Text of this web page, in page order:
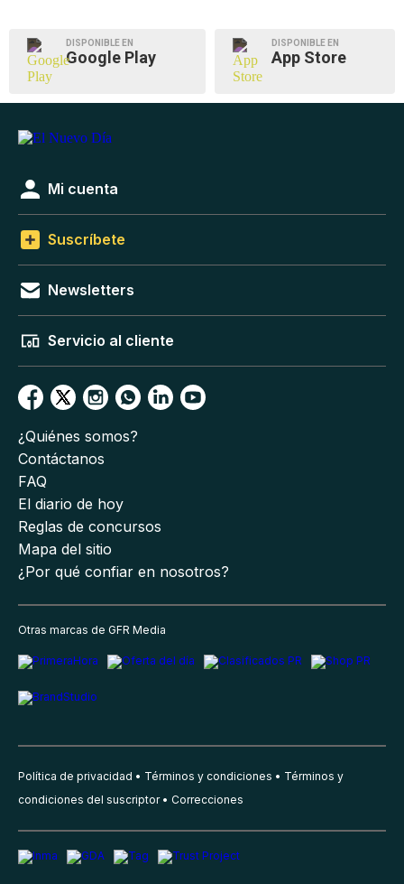
DISPONIBLE EN
Google Play
DISPONIBLE EN
App Store
Mi cuenta
Suscríbete
Newsletters
Servicio al cliente
¿Quiénes somos?
Contáctanos
FAQ
El diario de hoy
Reglas de concursos
Mapa del sitio
¿Por qué confiar en nosotros?
Otras marcas de GFR Media
Política de privacidad Términos y condiciones
Términos y
condiciones del suscriptor
Correcciones